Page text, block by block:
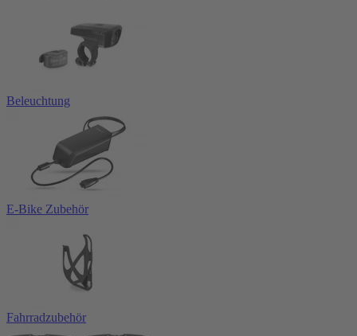
Beleuchtung
E-Bike Zubehör
Fahrradzubehör